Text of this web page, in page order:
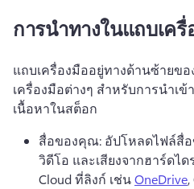
การนำทางในแถบเครื่
แถบเครื่องมืออยู่ทางด้านซ้ายข
เครื่องมือต่างๆ สำหรับการนำเข้
เนื้อหาในสต็อก
สื่อของคุณ: อัปโหลดไฟล์สื่
วิดีโอ และเสียงจากฮาร์ดไ
Cloud ที่ลิงก์ เช่น OneDrive